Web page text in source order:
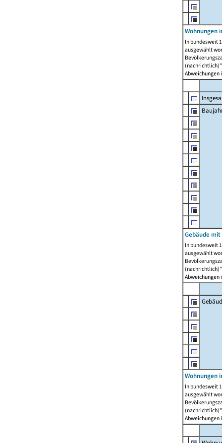
Wohnungen
In bundesweit
ausgewählt
Abweichungen
Gebäude mit
In bundesweit
ausgewählt
Abweichungen
Wohnungen
In bundesweit
ausgewählt
Abweichungen